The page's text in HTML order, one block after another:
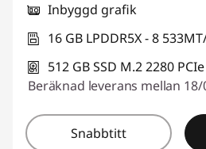
Inbyggd grafik
16 GB LPDDR5X - 8
512 GB SSD M.2 2280
Beräknad leverans mellan
Snabbtitt